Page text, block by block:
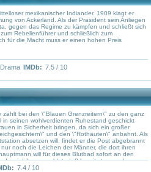
mexikanischer Indiander. 1909 klagt er
von Ackerland. Als der Präsident sein Anliegen
gegen das Regime zu kämpfen und schließt sich
Rebellenführer und schließlich zum
für die Macht muss er einen hohen Preis
Drama IMDb: 7.5 / 10
zählt bei den \"Blauen Grenzreitern\" zu den ganz
in seinen wohlverdienten Ruhestand geschickt
in Sicherheit bringen, da sich ein großer
und den \"Rothäuten\" anbahnt. Als
absetzen will, findet er die Post abgebrannt
noch die Leichen der Männer, die dort ihren
will für dieses Blutbad sofort an den
da wird ihm gemeldet, daß bereits tausend
bewaffnet den Fluß entlangreiten. John Wayne in
7.4 / 10